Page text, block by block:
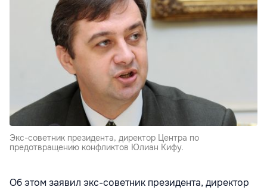
Экс-советник президента, директор Центра по
предотвращению конфликтов Юлиан Кифу.
Об этом заявил экс-советник президента, директор